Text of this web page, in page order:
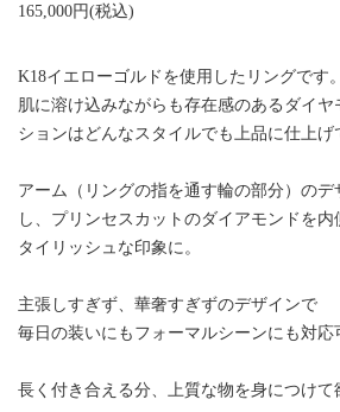
165,000円(税込)
K18イエローゴルドを使用したリングです。
肌に溶け込みながらも存在感のあるダイ
ションはどんなスタイルでも上品に仕上げ
アーム（リングの指を通す輪の部分）のデ
し、プリンセスカットのダイアモンドを
タイリッシュな印象に。
主張しすぎず、華奢すぎずのデザインで
毎日の装いにもフォーマルシーンにも対応
長く付き合える分、上質な物を身につけて